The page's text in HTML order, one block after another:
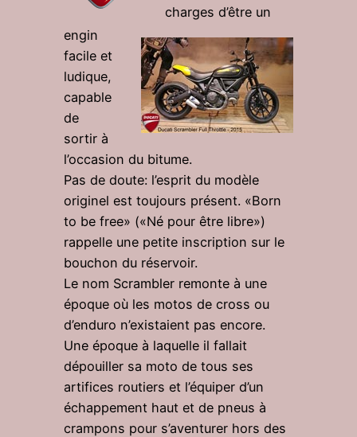
charges d’être un
engin
facile et
ludique,
capable
de
sortir à
l’occasion du bitume.
Pas de doute: l’esprit du modèle
originel est toujours présent. «Born
to be free» («Né pour être libre»)
rappelle une petite inscription sur le
bouchon du réservoir.
Le nom Scrambler remonte à une
époque où les motos de cross ou
d’enduro n’existaient pas encore.
Une époque à laquelle il fallait
dépouiller sa moto de tous ses
artifices routiers et l’équiper d’un
échappement haut et de pneus à
crampons pour s’aventurer hors des